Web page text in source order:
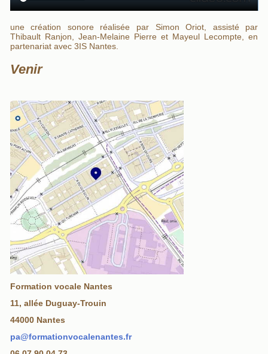
une création sonore réalisée par Simon Oriot, assisté par
Thibault Ranjon, Jean-Melaine Pierre et Mayeul Lecompte, en
partenariat avec 3IS Nantes.
Venir
Formation vocale Nantes
11, allée Duguay-Trouin
44000 Nantes
pa@formationvocalenantes.fr